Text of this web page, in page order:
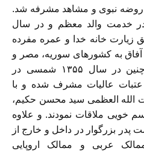
روضه نبوی و مشاهد مشرفه شد.
نیز در خدمت والد معظم و در سال
زیارت خانه خدا و عمره مفرده
به کشورهای سوریه، مصر و
لبنان مسافرت کردند. هم چنین در سال ۱۳۵۵ شمسی در
عتبات عالیات مشرف شده و با
الله العظمی سید محسن حکیم،
خویی ملاقات نمودند. و علاوه
پدر بزرگوار در داخل و خارج از
عربی و ممالک اروپایی